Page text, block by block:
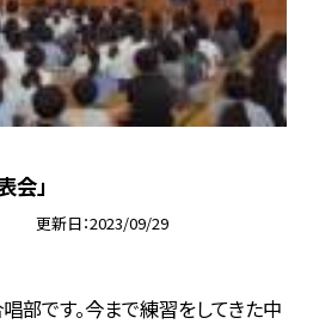
」
更新日 2023/09/29
部です。今まで練習をしてきた中